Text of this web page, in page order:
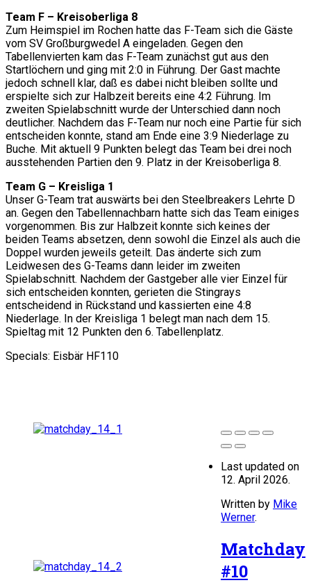
Team F – Kreisoberliga 8
Zum Heimspiel im Rochen hatte das F-Team sich die Gäste
vom SV Großburgwedel A eingeladen. Gegen den
Tabellenvierten kam das F-Team zunächst gut aus den
Startlöchern und ging mit 2:0 in Führung. Der Gast machte
jedoch schnell klar, daß es dabei nicht bleiben sollte und
erspielte sich zur Halbzeit bereits eine 4:2 Führung. Im
zweiten Spielabschnitt wurde der Unterschied dann noch
deutlicher. Nachdem das F-Team nur noch eine Partie für sich
entscheiden konnte, stand am Ende eine 3:9 Niederlage zu
Buche. Mit aktuell 9 Punkten belegt das Team bei drei noch
ausstehenden Partien den 9. Platz in der Kreisoberliga 8.
Team G – Kreisliga 1
Unser G-Team trat auswärts bei den Steelbreakers Lehrte D
an. Gegen den Tabellennachbarn hatte sich das Team einiges
vorgenommen. Bis zur Halbzeit konnte sich keines der
beiden Teams absetzen, denn sowohl die Einzel als auch die
Doppel wurden jeweils geteilt. Das änderte sich zum
Leidwesen des G-Teams dann leider im zweiten
Spielabschnitt. Nachdem der Gastgeber alle vier Einzel für
sich entscheiden konnten, gerieten die Stingrays
entscheidend in Rückstand und kassierten eine 4:8
Niederlage. In der Kreisliga 1 belegt man nach dem 15.
Spieltag mit 12 Punkten den 6. Tabellenplatz.
Specials: Eisbär HF110
Last updated on
12. April 2026.
Written by Mike
Werner.
Matchday
#10